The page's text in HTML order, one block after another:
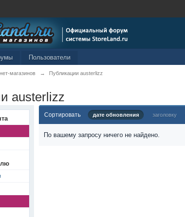
Пользователи
магазинов → Публикации austerlizz
austerlizz
Сортировать дате обновления заголовку
По вашему запросу ничего не найдено.